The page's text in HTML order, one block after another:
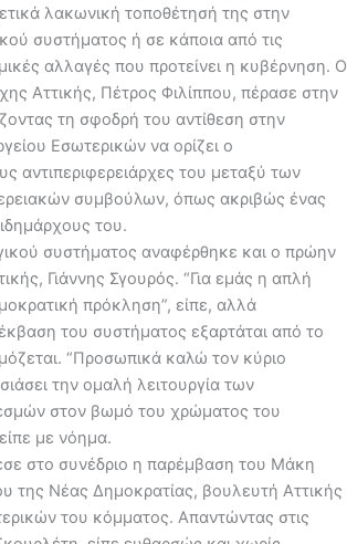
λακωνική τοποθέτησή της στην
συστήματος ή σε κάποια από τις
αλλαγές που προτείνει η κυβέρνηση. Ο
Αττικής, Πέτρος Φιλίππου, πέρασε στην
τη σφοδρή του αντίθεση στην
Εσωτερικών να ορίζει ο
αντιπεριφερειάρχες του μεταξύ των
συμβούλων, όπως ακριβώς ένας
του.
συστήματος αναφέρθηκε και ο πρώην
Γιάννης Σγουρός. “Για εμάς η απλή
πρόκληση”, είπε, αλλά
του συστήματος εξαρτάται από το
“Προσωπικά καλώ τον κύριο
την ομαλή λειτουργία των
στον βωμό του χρώματος του
με νόημα.
στο συνέδριο η παρέμβαση του Μάκη
της Νέας Δημοκρατίας, βουλευτή Αττικής
του κόμματος. Απαντώντας στις